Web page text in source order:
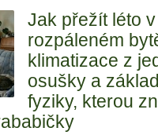
Jak přežít léto v
rozpáleném
klimatizace z
osušky a
fyziky, kterou